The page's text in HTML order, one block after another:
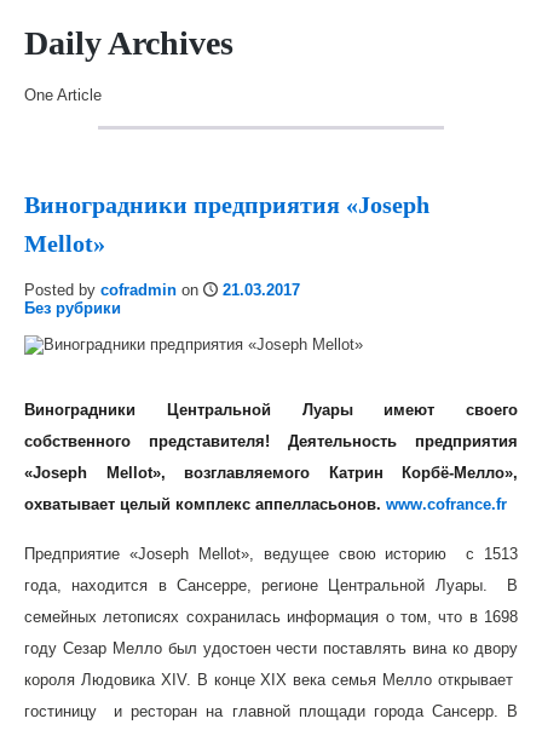
Daily Archives
One Article
Виноградники предприятия «Joseph
Mellot»
Posted by cofradmin on
21.03.2017
Без рубрики
Виноградники Центральной Луары имеют своего
собственного представителя! Деятельность предприятия
«Joseph Mellot», возглавляемого Катрин Корбё-Мелло»,
охватывает целый комплекс аппелласьонов. www.cofrance.fr
Предприятие «Joseph Mellot», ведущее свою историю с 1513
года, находится в Сансерре, регионе Центральной Луары. В
семейных летописях сохранилась информация о том, что в 1698
году Сезар Мелло был удостоен чести поставлять вина ко двору
короля Людовика XIV. В конце XIX века семья Мелло открывает
гостиницу и ресторан на главной площади города Сансерр. В